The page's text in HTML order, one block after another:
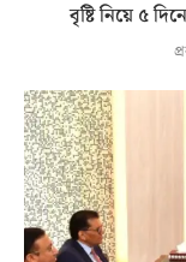
বৃষ্টি নিয়ে ৫